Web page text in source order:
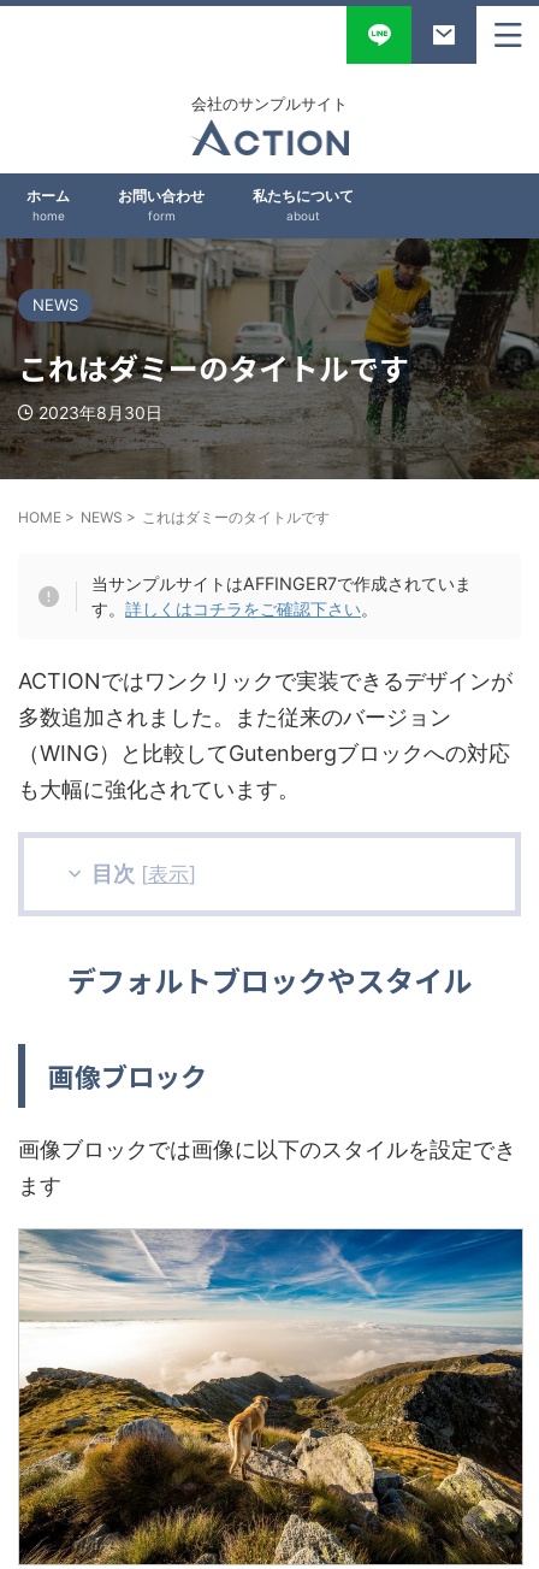
会社のサンプルサイト
ホーム
home
お問い合わせ
form
私たちについて
about
NEWS
これはダミーのタイトルです
2023年8月30日
HOME > NEWS > これはダミーのタイトルです
当サンプルサイトはAFFINGER7で作成されていま
す。詳しくはコチラをご確認下さい。
ACTIONではワンクリックで実装できるデザインが
多数追加されました。また従来のバージョン
（WING）と比較してGutenbergブロックへの対応
も大幅に強化されています。
目次 [表示]
デフォルトブロックやスタイル
画像ブロック
画像ブロックでは画像に以下のスタイルを設定でき
ます